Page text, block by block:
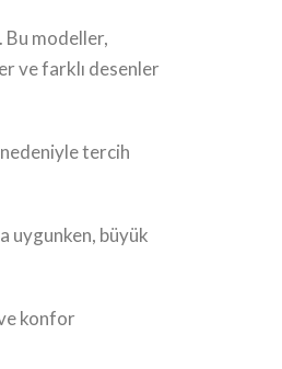
Bu modeller,
ve farklı desenler
nedeniyle tercih
uygunken, büyük
konfor